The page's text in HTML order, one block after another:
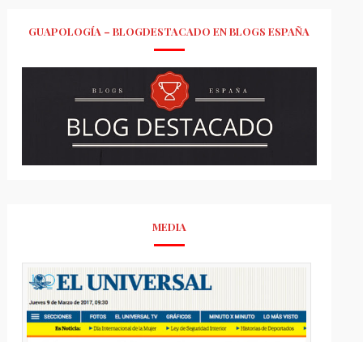
GUAPOLOGÍA – BLOGDESTACADO EN BLOGS ESPAÑA
MEDIA